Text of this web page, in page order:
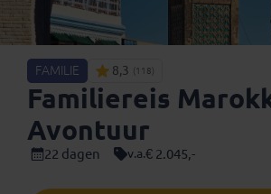
FAMILIE 8,3 (118)
Familiereis
Avontuur
22 dagen v.a.€ 2.045,-